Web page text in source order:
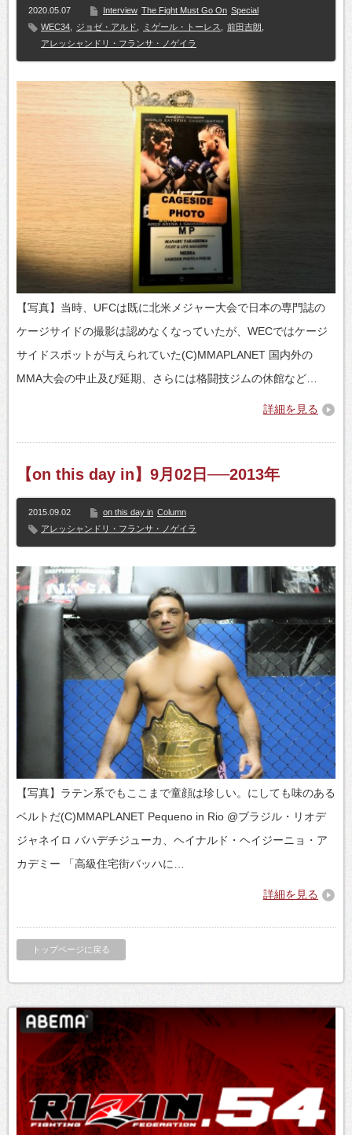
2020.05.07 Interview The Fight Must Go On Special
WEC34
ジョゼ・アルド ミゲール・トーレス 前田吉朗
アレッシャンドリ・フランサ・ノゲイラ
【写真】当時、UFCは既に北米メジャー大会で日本の専門誌の
ケージサイドの撮影は認めなくなっていたが、WECではケージ
サイドスポットが与えられていた(C)MMAPLANET 国内外の
MMA大会の中止及び延期、さらには格闘技ジムの休館など…
詳細を見る
【on this day in】9月02日──2013年
2015.09.02 on this day in Column
アレッシャンドリ・フランサ・ノゲイラ
【写真】ラテン系でもここまで童顔は珍しい。にしても味のある
ベルトだ(C)MMAPLANET Pequeno in Rio @ブラジル・リオデ
ジャネイロ バハデチジューカ、ヘイナルド・ヘイジーニョ・ア
カデミー 「高級住宅街バッハに…
詳細を見る
トップページに戻る